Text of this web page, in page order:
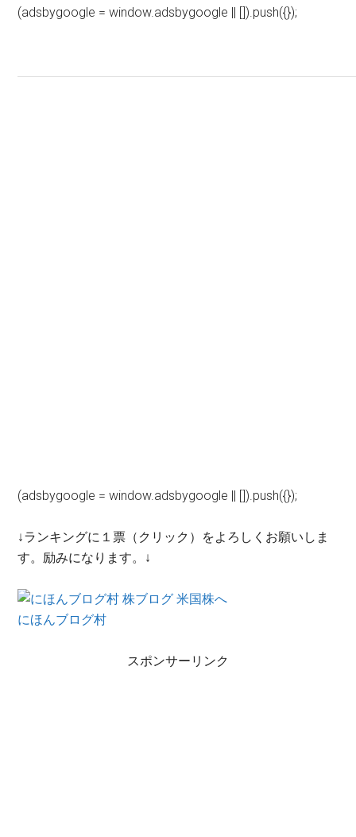
(adsbygoogle = window.adsbygoogle || []).push({});
(adsbygoogle = window.adsbygoogle || []).push({});
↓ランキングに１票（クリック）をよろしくお願いしま
す。励みになります。↓
にほんブログ村
スポンサーリンク